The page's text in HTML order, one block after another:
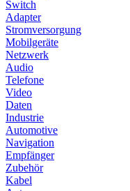
Switch
Adapter
Stromversorgung
Mobilgeräte
Netzwerk
Audio
Telefone
Video
Daten
Industrie
Automotive
Navigation
Empfänger
Zubehör
Kabel